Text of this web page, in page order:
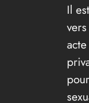
Il